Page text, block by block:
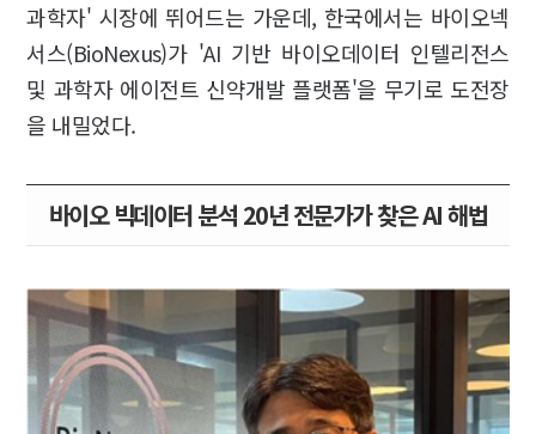
과학자' 시장에 뛰어드는 가운데, 한국에서는 바이오넥
서스(BioNexus)가 'AI 기반 바이오데이터 인텔리전스
및 과학자 에이전트 신약개발 플랫폼'을 무기로 도전장
을 내밀었다.
바이오 빅데이터 분석 20년 전문가가 찾은 AI 해법